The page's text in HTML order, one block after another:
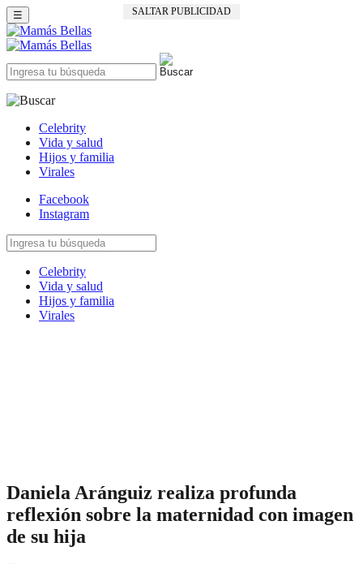
SALTAR PUBLICIDAD
☰
Celebrity
Vida y salud
Hijos y familia
Virales
Facebook
Instagram
Celebrity
Vida y salud
Hijos y familia
Virales
Daniela Aránguiz realiza profunda
reflexión sobre la maternidad con imagen
de su hija